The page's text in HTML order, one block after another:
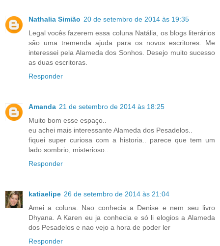
Nathalia Simião 20 de setembro de 2014 às 19:35
Legal vocês fazerem essa coluna Natália, os blogs literários
são uma tremenda ajuda para os novos escritores. Me
interessei pela Alameda dos Sonhos. Desejo muito sucesso
as duas escritoras.
Responder
Amanda 21 de setembro de 2014 às 18:25
Muito bom esse espaço..
eu achei mais interessante Alameda dos Pesadelos..
fiquei super curiosa com a historia.. parece que tem um
lado sombrio, misterioso..
Responder
katiaelipe 26 de setembro de 2014 às 21:04
Amei a coluna. Nao conhecia a Denise e nem seu livro
Dhyana. A Karen eu ja conhecia e só li elogios a Alameda
dos Pesadelos e nao vejo a hora de poder ler
Responder